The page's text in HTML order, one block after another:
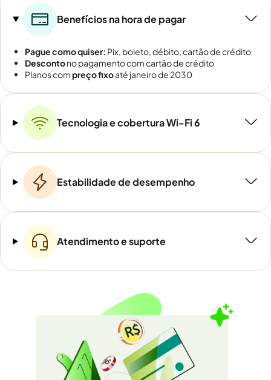
Benefícios na hora de pagar
Pague como quiser: Pix, boleto, débito, cartão de crédito
Descontono pagamento com cartão de crédito
Planos compreço fixoaté janeiro de 2030
Tecnologia e cobertura Wi-Fi 6
Estabilidade de desempenho
Atendimento e suporte